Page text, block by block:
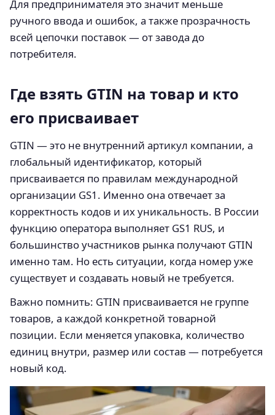
Для предпринимателя это значит меньше
ручного ввода и ошибок, а также прозрачность
всей цепочки поставок — от завода до
потребителя.
Где взять GTIN на товар и кто
его присваивает
GTIN — это не внутренний артикул компании, а
глобальный идентификатор, который
присваивается по правилам международной
организации GS1. Именно она отвечает за
корректность кодов и их уникальность. В России
функцию оператора выполняет GS1 RUS, и
большинство участников рынка получают GTIN
именно там. Но есть ситуации, когда номер уже
существует и создавать новый не требуется.
Важно помнить: GTIN присваивается не группе
товаров, а каждой конкретной товарной
позиции. Если меняется упаковка, количество
единиц внутри, размер или состав — потребуется
новый код.